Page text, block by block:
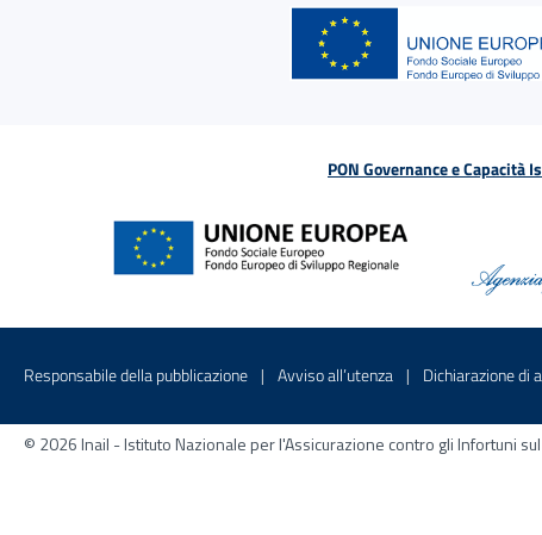
PON Governance e
Menu di servizio
Responsabile della pubblicazione Sito interno - Apre in una nuova finestra
Avviso all’utenza Sito interno - Apre
Dichiarazione di
© 2026 Inail - Istituto Nazionale per l'Assicurazione contro gli Infortuni